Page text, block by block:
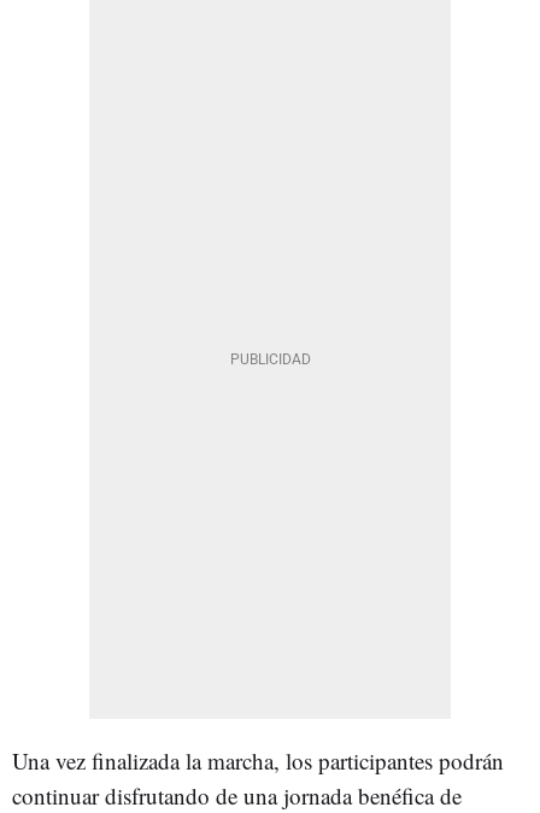
Una vez finalizada la marcha, los participantes podrán
continuar disfrutando de una jornada benéfica de